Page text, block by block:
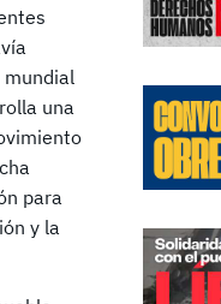
mundial
una
para
y la